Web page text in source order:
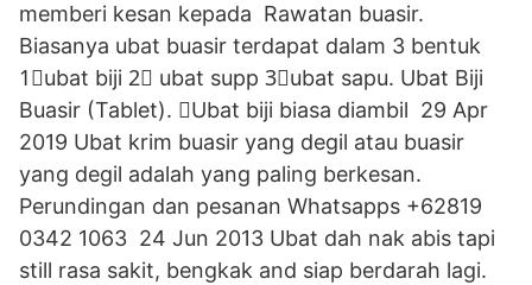
memberi kesan kepada Rawatan buasir.
Biasanya ubat buasir terdapat dalam 3 bentuk
1⃣ubat biji 2⃣ ubat supp 3⃣ubat sapu. Ubat Biji
Buasir (Tablet). ♢Ubat biji biasa diambil 29 Apr
2019 Ubat krim buasir yang degil atau buasir
yang degil adalah yang paling berkesan.
Perundingan dan pesanan Whatsapps +62819
0342 1063 24 Jun 2013 Ubat dah nak abis tapi
still rasa sakit, bengkak and siap berdarah lagi.